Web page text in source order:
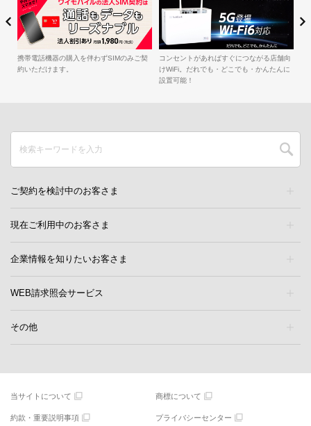
携帯電話機器の購入を伴わずSIMのみご契
約いただけます。
コンセントがあればすぐにつながる店舗向
けWiFi。だれでも・どこでも・かんたんに
設置可能！
ご契約を検討中のお客さま
現在ご利用中のお客さま
企業情報を知りたいお客さま
WEB請求照会サービス
その他
当サイトについて 商標について
約款・重要説明事項 プライバシーセンター